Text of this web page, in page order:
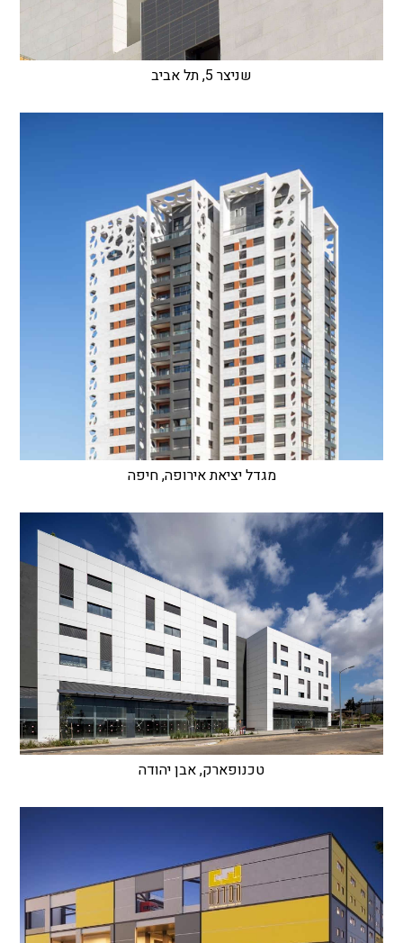
שניצר 5, תל אביב
מגדל יציאת אירופה, חיפה
טכנופארק, אבן יהודה